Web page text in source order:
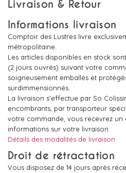
Livraison & Retour
Informations livraison
Comptoir des Lustres livre
métropolitaine.
Les articles disponibles en stock
(2 jours ouvrés) suivant votre
soigneusement emballés et
surdimmensionnés.
La livraison s'effectue par So
encombrants, par transporteur
votre commande, vous recevrez
informations sur votre livraison.
Détails des modalités de livraison
Droit de rétractation
Vous disposez de 14 jours après